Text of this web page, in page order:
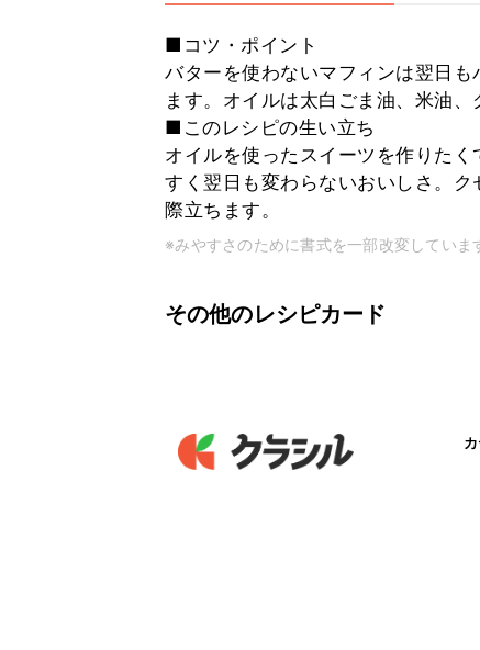
■コツ・ポイント
バターを使わないマフィンは翌日
ます。オイルは太白ごま油、米油、
■このレシピの生い立ち
オイルを使ったスイーツを作りた
すく翌日も変わらないおいしさ。
際立ちます。
※みやすさのために書式を一部改変していま
その他のレシピカード